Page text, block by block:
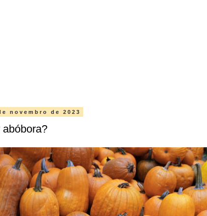
novembro de 2023